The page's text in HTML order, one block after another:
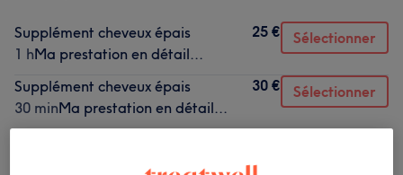
Supplément cheveux épais
1 hMa prestation en détail...
25 € Sélectionner
Supplément cheveux épais
30 minMa prestation en détail...
30 € Sélectionner
Ma prestation en détail...